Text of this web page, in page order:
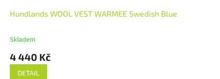
Hundlands WOOL VEST WARMEE Swedish Blue
Skladem
4 440 Kč
DETAIL